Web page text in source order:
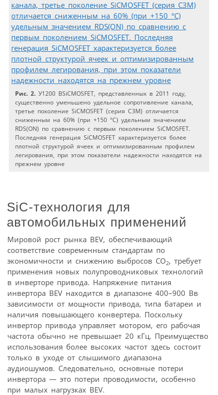
Рис. 2. У1200 ВSiCMOSFET, представленных в 2011 году,
существенно уменьшено удельное сопротивление канала,
третье поколение SiCMOSFET (серия C3M) отличается
сниженным на 60% (при +150 °C) удельным значением
RDS(ON) по сравнению с первым поколением SiCMOSFET.
Последняя генерация SiCMOSFET характеризуется более
плотной структурой ячеек и оптимизированным профилем
легирования, при этом показатели надежности находятся на
прежнем уровне
SiC-технология для
автомобильных применений
Мировой рост рынка BEV, обеспечивающий
соответствие современным стандартам по
экономичности и снижению выбросов CO2, требует
применения новых полупроводниковых технологий
в инверторе привода. Напряжение питания
инвертора BEV находится в диапазоне 400–900 Вв
зависимости от мощности привода, типа батареи и
наличия повышающего конвертера. Поскольку
инвертор привода управляет мотором, его рабочая
частота обычно не превышает 20 кГц. Преимущество
использования более высоких частот здесь состоит
только в уходе от слышимого диапазона
аудиошумов. Следовательно, основные потери
инвертора — это потери проводимости, особенно
при малых нагрузках BEV.